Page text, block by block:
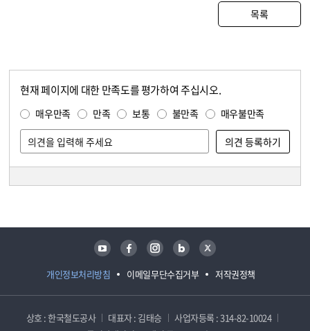
목록
현재 페이지에 대한 만족도를 평가하여 주십시오.
매우만족 만족 보통 불만족 매우불만족
개인정보처리방침 이메일무단수집거부 저작권정책
유튜브 페이스북 인스타그램 블로그 트위터
상호 : 한국철도공사 대표자 : 김태승
사업자등록 : 314-82-10024